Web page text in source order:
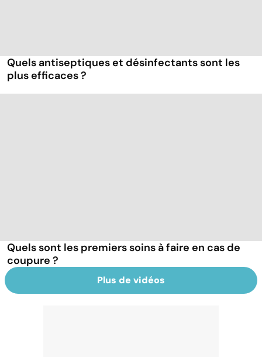
Quels antiseptiques et désinfectants sont les
plus efficaces ?
Quels sont les premiers soins à faire en cas de
coupure ?
Plus de vidéos